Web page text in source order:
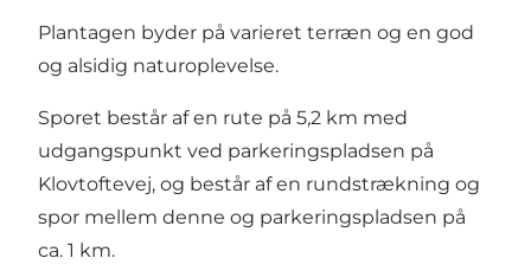
Plantagen byder på varieret terræn og en god
og alsidig naturoplevelse.
Sporet består af en rute på 5,2 km med
udgangspunkt ved parkeringspladsen på
Klovtoftevej, og består af en rundstrækning og
spor mellem denne og parkeringspladsen på
ca. 1 km.